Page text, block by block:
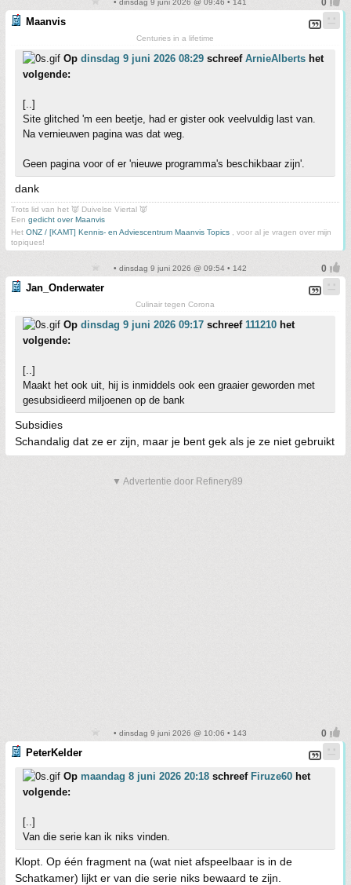
• dinsdag 9 juni 2026 @ 09:46 • 141
Maanvis
Centuries in a lifetime
Op dinsdag 9 juni 2026 08:29 schreef ArnieAlberts het
volgende:
[..]
Site glitched 'm een beetje, had er gister ook veelvuldig last van.
Na vernieuwen pagina was dat weg.
Geen pagina voor of er 'nieuwe programma's beschikbaar zijn'.
dank
Trots lid van het 👿 Duivelse Viertal 👿
Een gedicht over Maanvis
Het ONZ / [KAMT] Kennis- en Adviescentrum Maanvis Topics , voor al je vragen over mijn
topiques!
• dinsdag 9 juni 2026 @ 09:54 • 142
Jan_Onderwater
Culinair tegen Corona
Op dinsdag 9 juni 2026 09:17 schreef 111210 het
volgende:
[..]
Maakt het ook uit, hij is inmiddels ook een graaier geworden met
gesubsidieerd miljoenen op de bank
Subsidies
Schandalig dat ze er zijn, maar je bent gek als je ze niet gebruikt
▼ Advertentie door Refinery89
• dinsdag 9 juni 2026 @ 10:06 • 143
PeterKelder
Op maandag 8 juni 2026 20:18 schreef Firuze60 het
volgende:
[..]
Van die serie kan ik niks vinden.
Klopt. Op één fragment na (wat niet afspeelbaar is in de
Schatkamer) lijkt er van die serie niks bewaard te zijn.